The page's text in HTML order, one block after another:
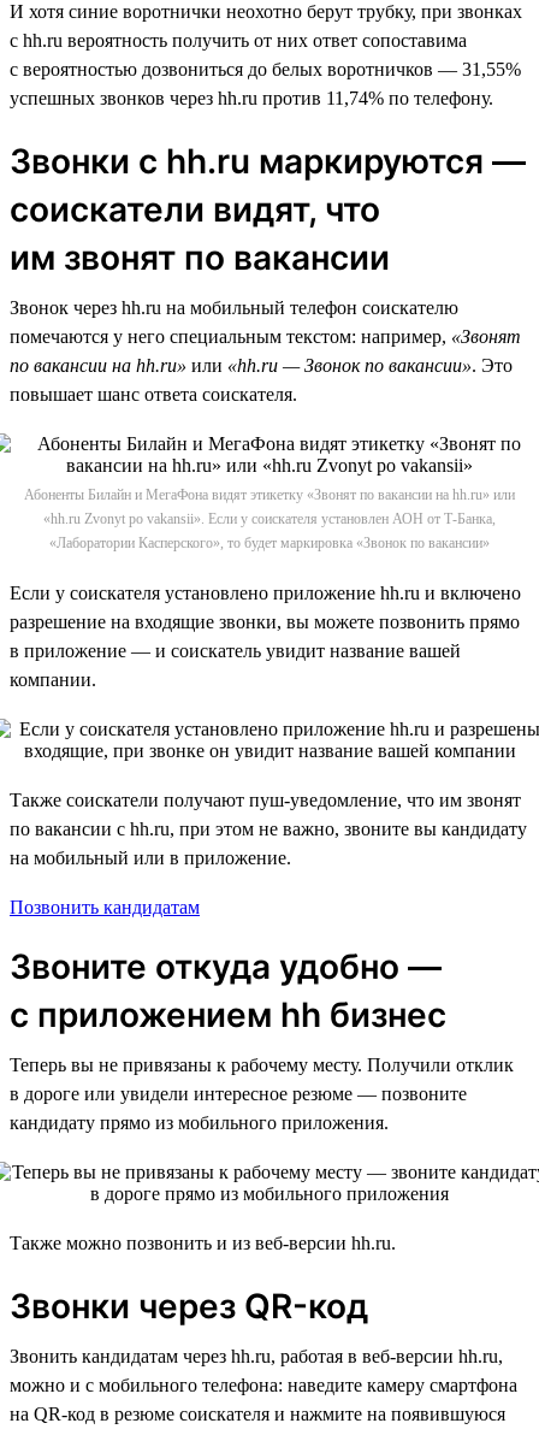
И хотя синие воротнички неохотно берут трубку, при звонках
с hh.ru вероятность получить от них ответ сопоставима
с вероятностью дозвониться до белых воротничков — 31,55%
успешных звонков через hh.ru против 11,74% по телефону.
Звонки с hh.ru маркируются —
соискатели видят, что
им звонят по вакансии
Звонок через hh.ru на мобильный телефон соискателю
помечаются у него специальным текстом: например, «Звонят
по вакансии на hh.ru» или «hh.ru — Звонок по вакансии». Это
повышает шанс ответа соискателя.
Абоненты Билайн и МегаФона видят этикетку «Звонят по вакансии на hh.ru» или
«hh.ru Zvonyt po vakansii». Если у соискателя установлен АОН от Т-Банка,
«Лаборатории Касперского», то будет маркировка «Звонок по вакансии»
Если у соискателя установлено приложение hh.ru и включено
разрешение на входящие звонки, вы можете позвонить прямо
в приложение — и соискатель увидит название вашей
компании.
Также соискатели получают пуш-уведомление, что им звонят
по вакансии с hh.ru, при этом не важно, звоните вы кандидату
на мобильный или в приложение.
Позвонить кандидатам
Звоните откуда удобно —
с приложением hh бизнес
Теперь вы не привязаны к рабочему месту. Получили отклик
в дороге или увидели интересное резюме — позвоните
кандидату прямо из мобильного приложения.
Также можно позвонить и из веб-версии hh.ru.
Звонки через QR-код
Звонить кандидатам через hh.ru, работая в веб-версии hh.ru,
можно и с мобильного телефона: наведите камеру смартфона
на QR-код в резюме соискателя и нажмите на появившуюся